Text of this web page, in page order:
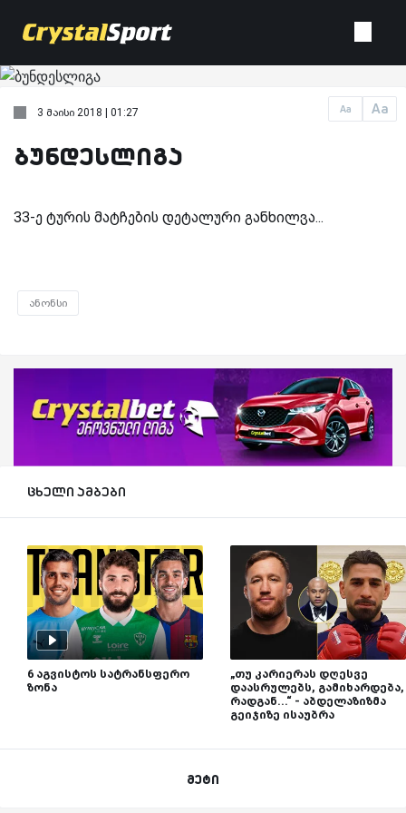
Aa Aa
3 მაისი 2018 | 01:27
ბუნდესლიგა
33-ე ტურის მატჩების დეტალური განხილვა...
ანონსი
ცხელი ამბები
6 აგვისტოს სატრანსფერო
ზონა
„თუ კარიერას დღესვე
დაასრულებს, გამიხარდება,
რადგან...“ - აბდელაზიზმა
გეიჯიზე ისაუბრა
მეტი